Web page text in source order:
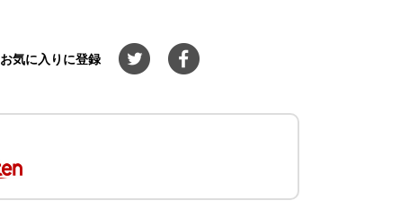
お気に入りに登録